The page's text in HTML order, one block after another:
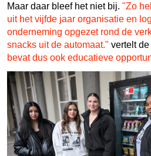
Maar daar bleef het niet bij. "Zo
uit het vijfde jaar organisatie en
onderneming opgezet rond de
snacks uit de automaat." vertelt
bevat dus ook educatieve